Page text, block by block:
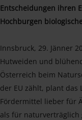
Entscheidungen ihren
Hochburgen
Innsbruck, 29. Jänner
Hutweiden und
Österreich beim
der EU zählt, plant
Fördermittel lieber für
als für naturverträglich